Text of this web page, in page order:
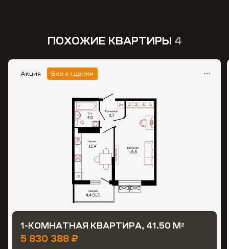
ПОХОЖИЕ КВАРТИРЫ 4
Акция Без отделки
1-КОМНАТНАЯ КВАРТИРА, 41.50 М2
5 830 388 ₽